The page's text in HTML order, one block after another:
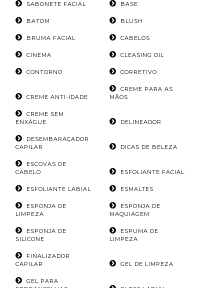
SABONETE FACIAL BASE
BATOM BLUSH
BRUMA FACIAL CABELOS
CINEMA CLEASING OIL
CONTORNO CORRETIVO
CREME ANTI-IDADE
CREME PARA AS
MÃOS
CREME SEM
ENXÁGUE
DELINEADOR
DESEMBARAÇADOR
CAPILAR
DICAS DE BELEZA
ESCOVAS DE
CABELO
ESFOLIANTE FACIAL
ESFOLIANTE LABIAL ESMALTES
ESPONJA DE
LIMPEZA
ESPONJA DE
MAQUIAGEM
ESPONJA DE
SILICONE
ESPUMA DE
LIMPEZA
FINALIZADOR
CAPILAR
GEL DE LIMPEZA
GEL PARA